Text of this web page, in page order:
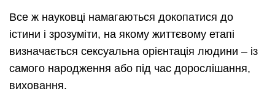
Все ж науковці намагаються докопатися до
істини і зрозуміти, на якому життєвому етапі
визначається сексуальна орієнтація людини – із
самого народження або під час дорослішання,
виховання.